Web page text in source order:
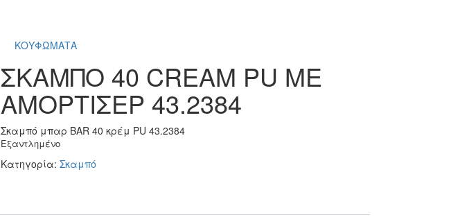
ΚΟΥΦΩΜΑΤΑ
ΣKAMΠO 40 CREAM PU ΜΕ
ΑΜΟΡΤΙΣΕΡ 43.2384
Σκαμπό μπαρ BAR 40 κρέμ PU 43.2384
Εξαντλημένο
Κατηγορία:Σκαμπό